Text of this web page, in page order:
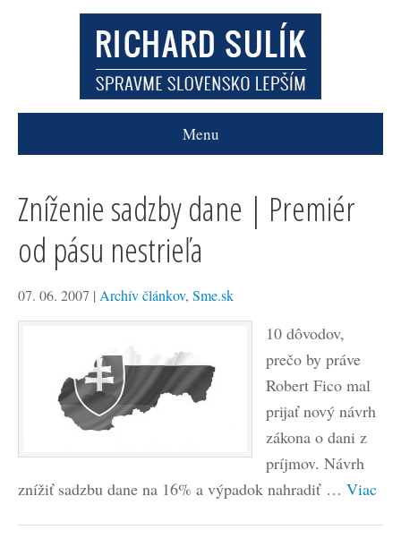
Menu
Zníženie sadzby dane | Premiér
od pásu nestrieľa
07. 06. 2007 | Archív článkov, Sme.sk
10 dôvodov,
prečo by práve
Robert Fico mal
prijať nový návrh
zákona o dani z
príjmov. Návrh
znížiť sadzbu dane na 16% a výpadok nahradiť … Viac